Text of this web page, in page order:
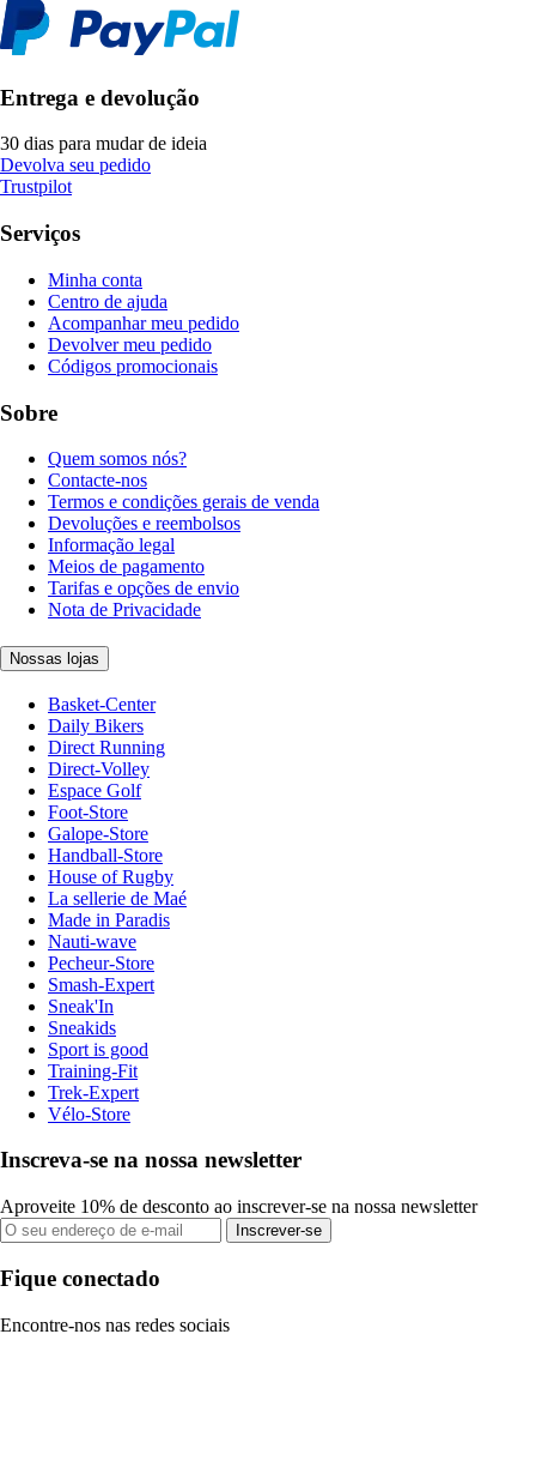
Entrega e devolução
30 dias para mudar de ideia
Devolva seu pedido
Trustpilot
Serviços
Minha conta
Centro de ajuda
Acompanhar meu pedido
Devolver meu pedido
Códigos promocionais
Sobre
Quem somos nós?
Contacte-nos
Termos e condições gerais de venda
Devoluções e reembolsos
Informação legal
Meios de pagamento
Tarifas e opções de envio
Nota de Privacidade
Nossas lojas
Basket-Center
Daily Bikers
Direct Running
Direct-Volley
Espace Golf
Foot-Store
Galope-Store
Handball-Store
House of Rugby
La sellerie de Maé
Made in Paradis
Nauti-wave
Pecheur-Store
Smash-Expert
Sneak'In
Sneakids
Sport is good
Training-Fit
Trek-Expert
Vélo-Store
Inscreva-se na nossa newsletter
Aproveite 10% de desconto ao inscrever-se na nossa newsletter
Inscrever-se
Fique conectado
Encontre-nos nas redes sociais